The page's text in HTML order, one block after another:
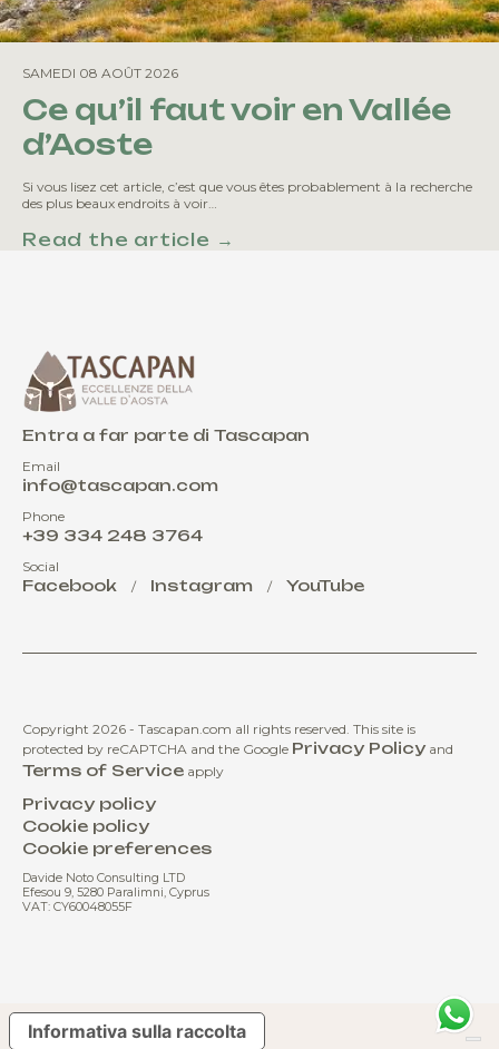
SAMEDI 08 AOÛT 2026
Ce qu’il faut voir en Vallée
d’Aoste
Si vous lisez cet article, c’est que vous êtes probablement à la recherche
des plus beaux endroits à voir…
Read the article →
Entra a far parte di Tascapan
Email
info@tascapan.com
Phone
+39 334 248 3764
Social
Facebook / Instagram / YouTube
Copyright 2026 - Tascapan.com all rights reserved. This site is
protected by reCAPTCHA and the Google Privacy Policy and
Terms of Service apply
Privacy policy
Cookie policy
Cookie preferences
Davide Noto Consulting LTD
Efesou 9, 5280 Paralimni, Cyprus
VAT: CY60048055F
Informativa sulla raccolta